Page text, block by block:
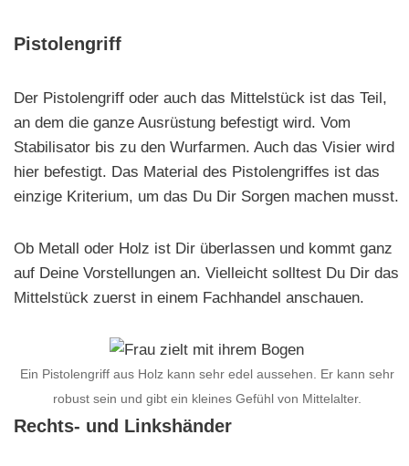
Pistolengriff
Der Pistolengriff oder auch das Mittelstück ist das Teil,
an dem die ganze Ausrüstung befestigt wird. Vom
Stabilisator bis zu den Wurfarmen. Auch das Visier wird
hier befestigt. Das Material des Pistolengriffes ist das
einzige Kriterium, um das Du Dir Sorgen machen musst.
Ob Metall oder Holz ist Dir überlassen und kommt ganz
auf Deine Vorstellungen an. Vielleicht solltest Du Dir das
Mittelstück zuerst in einem Fachhandel anschauen.
Ein Pistolengriff aus Holz kann sehr edel aussehen. Er kann sehr
robust sein und gibt ein kleines Gefühl von Mittelalter.
Rechts- und Linkshänder